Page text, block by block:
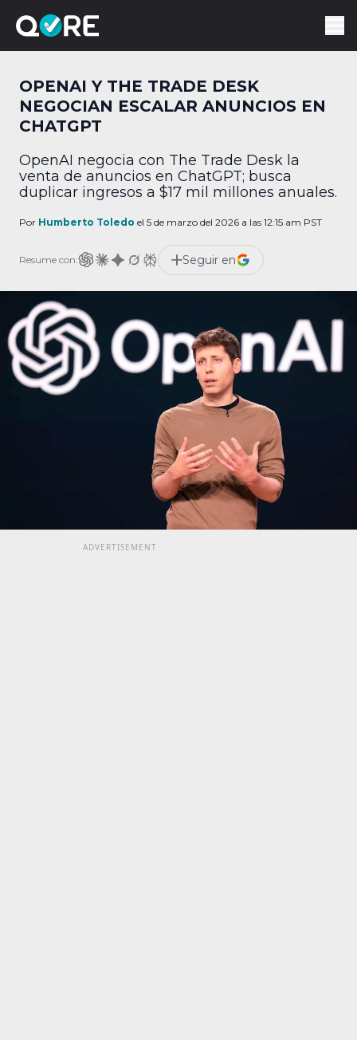
OPENAI Y THE TRADE DESK
NEGOCIAN ESCALAR ANUNCIOS EN
CHATGPT
OpenAI negocia con The Trade Desk la
venta de anuncios en ChatGPT; busca
duplicar ingresos a $17 mil millones anuales.
Por Humberto Toledo el 5 de marzo del 2026 a las 12:15 am PST
Resume con: Seguir en